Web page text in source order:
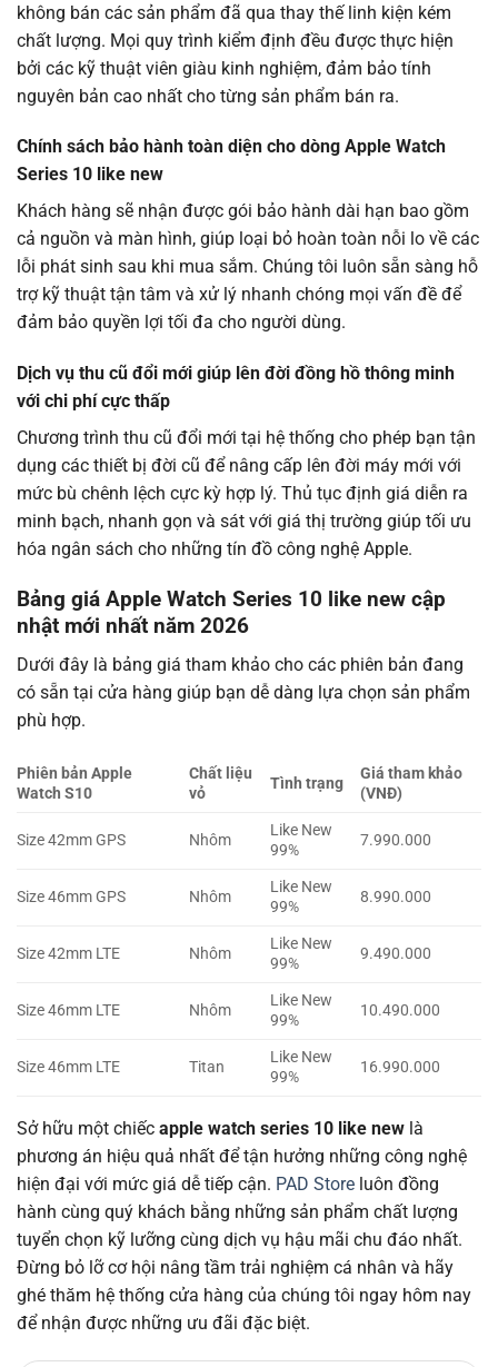
không bán các sản phẩm đã qua thay thế linh kiện kém
chất lượng. Mọi quy trình kiểm định đều được thực hiện
bởi các kỹ thuật viên giàu kinh nghiệm, đảm bảo tính
nguyên bản cao nhất cho từng sản phẩm bán ra.
Chính sách bảo hành toàn diện cho dòng Apple Watch
Series 10 like new
Khách hàng sẽ nhận được gói bảo hành dài hạn bao gồm
cả nguồn và màn hình, giúp loại bỏ hoàn toàn nỗi lo về các
lỗi phát sinh sau khi mua sắm. Chúng tôi luôn sẵn sàng hỗ
trợ kỹ thuật tận tâm và xử lý nhanh chóng mọi vấn đề để
đảm bảo quyền lợi tối đa cho người dùng.
Dịch vụ thu cũ đổi mới giúp lên đời đồng hồ thông minh
với chi phí cực thấp
Chương trình thu cũ đổi mới tại hệ thống cho phép bạn tận
dụng các thiết bị đời cũ để nâng cấp lên đời máy mới với
mức bù chênh lệch cực kỳ hợp lý. Thủ tục định giá diễn ra
minh bạch, nhanh gọn và sát với giá thị trường giúp tối ưu
hóa ngân sách cho những tín đồ công nghệ Apple.
Bảng giá Apple Watch Series 10 like new cập
nhật mới nhất năm 2026
Dưới đây là bảng giá tham khảo cho các phiên bản đang
có sẵn tại cửa hàng giúp bạn dễ dàng lựa chọn sản phẩm
phù hợp.
Phiên bản Apple
Watch S10
Chất liệu
vỏ
Tình trạng
Giá tham khảo
(VNĐ)
Size 42mm GPS Nhôm
Like New
99%
7.990.000
Size 46mm GPS Nhôm
Like New
99%
8.990.000
Size 42mm LTE Nhôm
Like New
99%
9.490.000
Size 46mm LTE Nhôm
Like New
99%
10.490.000
Size 46mm LTE Titan
Like New
99%
16.990.000
Sở hữu một chiếc apple watch series 10 like new là
phương án hiệu quả nhất để tận hưởng những công nghệ
hiện đại với mức giá dễ tiếp cận. PAD Store luôn đồng
hành cùng quý khách bằng những sản phẩm chất lượng
tuyển chọn kỹ lưỡng cùng dịch vụ hậu mãi chu đáo nhất.
Đừng bỏ lỡ cơ hội nâng tầm trải nghiệm cá nhân và hãy
ghé thăm hệ thống cửa hàng của chúng tôi ngay hôm nay
để nhận được những ưu đãi đặc biệt.